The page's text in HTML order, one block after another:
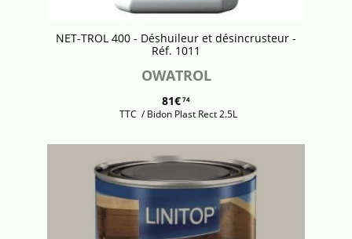
NET-TROL 400 - Déshuileur et désincrusteur -
Réf. 1011
OWATROL
81€74
TTC / Bidon Plast Rect 2.5L